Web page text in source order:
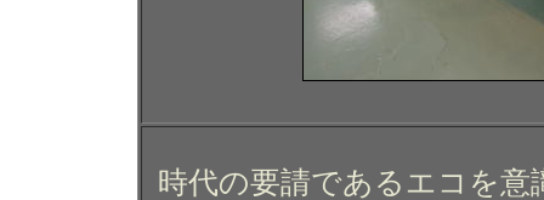
時代の要請であるエコを